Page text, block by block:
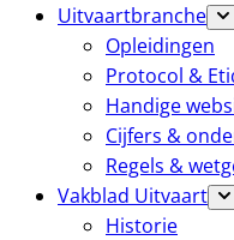
Uitvaartbranche
Opleidingen
Protocol &
Handige
Cijfers &
Regels &
Vakblad Uitvaart
Historie